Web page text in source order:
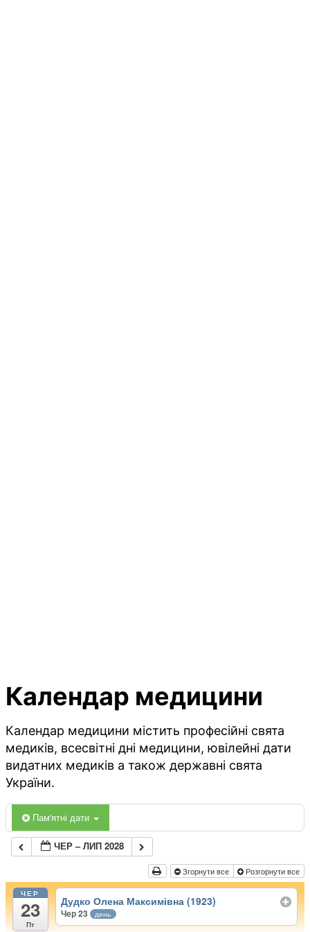
Календар медицини
Календар медицини містить професійні свята
медиків, всесвітні дні медицини, ювілейні дати
видатних медиків а також державні свята
України.
Пам'ятні дати
ЧЕР – ЛИП 2028
Згорнути все Розгорнути все
ЧЕР
23
Пт
Дудко Олена Максимівна (1923)
Чер 23 день